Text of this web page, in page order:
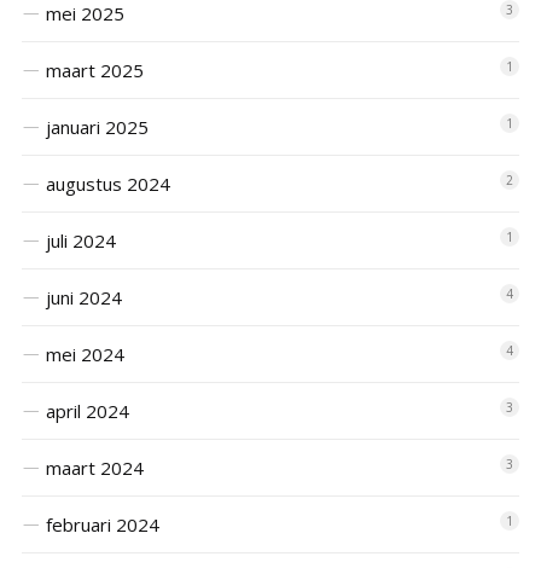
mei 2025 3
maart 2025 1
januari 2025 1
augustus 2024 2
juli 2024 1
juni 2024 4
mei 2024 4
april 2024 3
maart 2024 3
februari 2024 1